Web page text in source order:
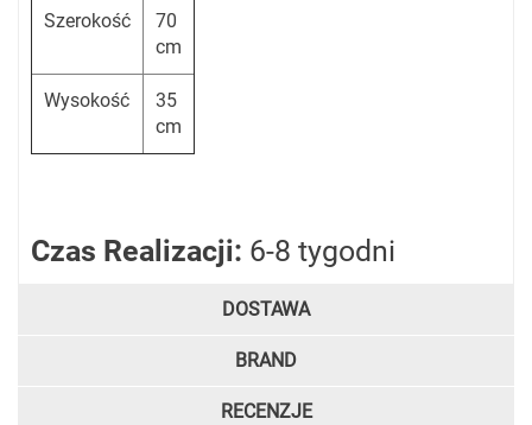
Szerokość
70
cm
Wysokość
35
cm
Czas Realizacji: 6-8 tygodni
DOSTAWA
BRAND
RECENZJE